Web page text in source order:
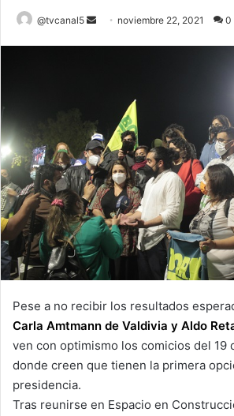
@tvcanal5
Send noviembre 22, 2021 0
Pese a no recibir los resultados
Carla Amtmann de Valdivia y Aldo
ven con optimismo los comicios del 19
donde creen que tienen la primera
presidencia.
Tras reunirse en Espacio en